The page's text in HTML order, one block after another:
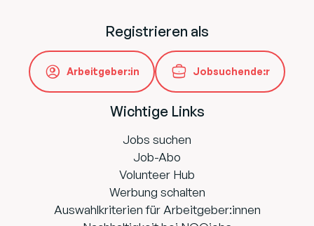
Registrieren als
Arbeitgeber:in Jobsuchende:r
Wichtige Links
Jobs suchen
Job-Abo
Volunteer Hub
Werbung schalten
Auswahlkriterien für Arbeitgeber:innen